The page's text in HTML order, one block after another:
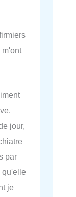
m'ont
jour,
par
qu'elle
je